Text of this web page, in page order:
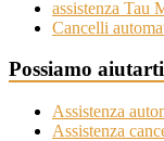
assistenza Tau
Cancelli
Possiamo
Assistenza
Assistenza